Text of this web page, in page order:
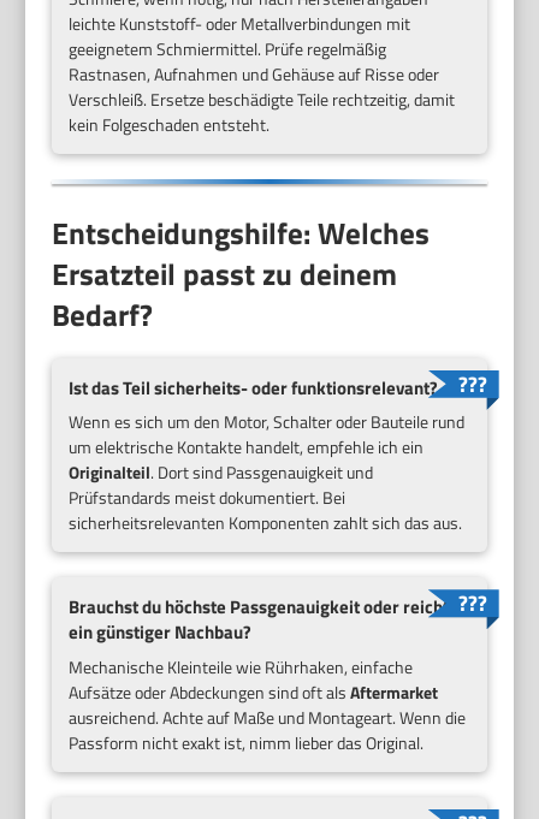
leichte Kunststoff- oder Metallverbindungen mit
geeignetem Schmiermittel. Prüfe regelmäßig
Rastnasen, Aufnahmen und Gehäuse auf Risse oder
Verschleiß. Ersetze beschädigte Teile rechtzeitig, damit
kein Folgeschaden entsteht.
Entscheidungshilfe: Welches
Ersatzteil passt zu deinem
Bedarf?
Ist das Teil sicherheits- oder funktionsrelevant?
Wenn es sich um den Motor, Schalter oder Bauteile rund
um elektrische Kontakte handelt, empfehle ich ein
Originalteil. Dort sind Passgenauigkeit und
Prüfstandards meist dokumentiert. Bei
sicherheitsrelevanten Komponenten zahlt sich das aus.
Brauchst du höchste Passgenauigkeit oder reicht
ein günstiger Nachbau?
Mechanische Kleinteile wie Rührhaken, einfache
Aufsätze oder Abdeckungen sind oft alsAftermarket
ausreichend. Achte auf Maße und Montageart. Wenn die
Passform nicht exakt ist, nimm lieber das Original.